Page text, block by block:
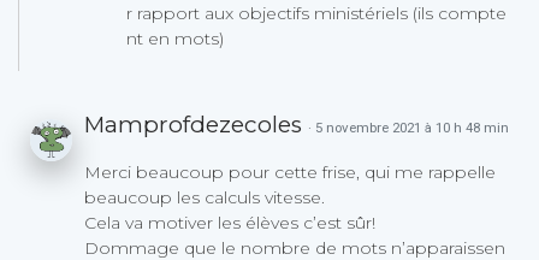
r rapport aux objectifs ministériels (ils compte
nt en mots)
Mamprofdezecoles · 5 novembre 2021 à 10 h 48 min
Merci beaucoup pour cette frise, qui me rappelle
beaucoup les calculs vitesse.
Cela va motiver les élèves c’est sûr!
Dommage que le nombre de mots n’apparaissen